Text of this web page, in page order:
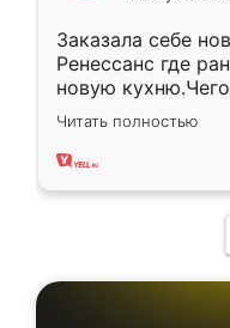
Заказала себе
Ренессанс где
новую
вполне
два года,
Читать полностью